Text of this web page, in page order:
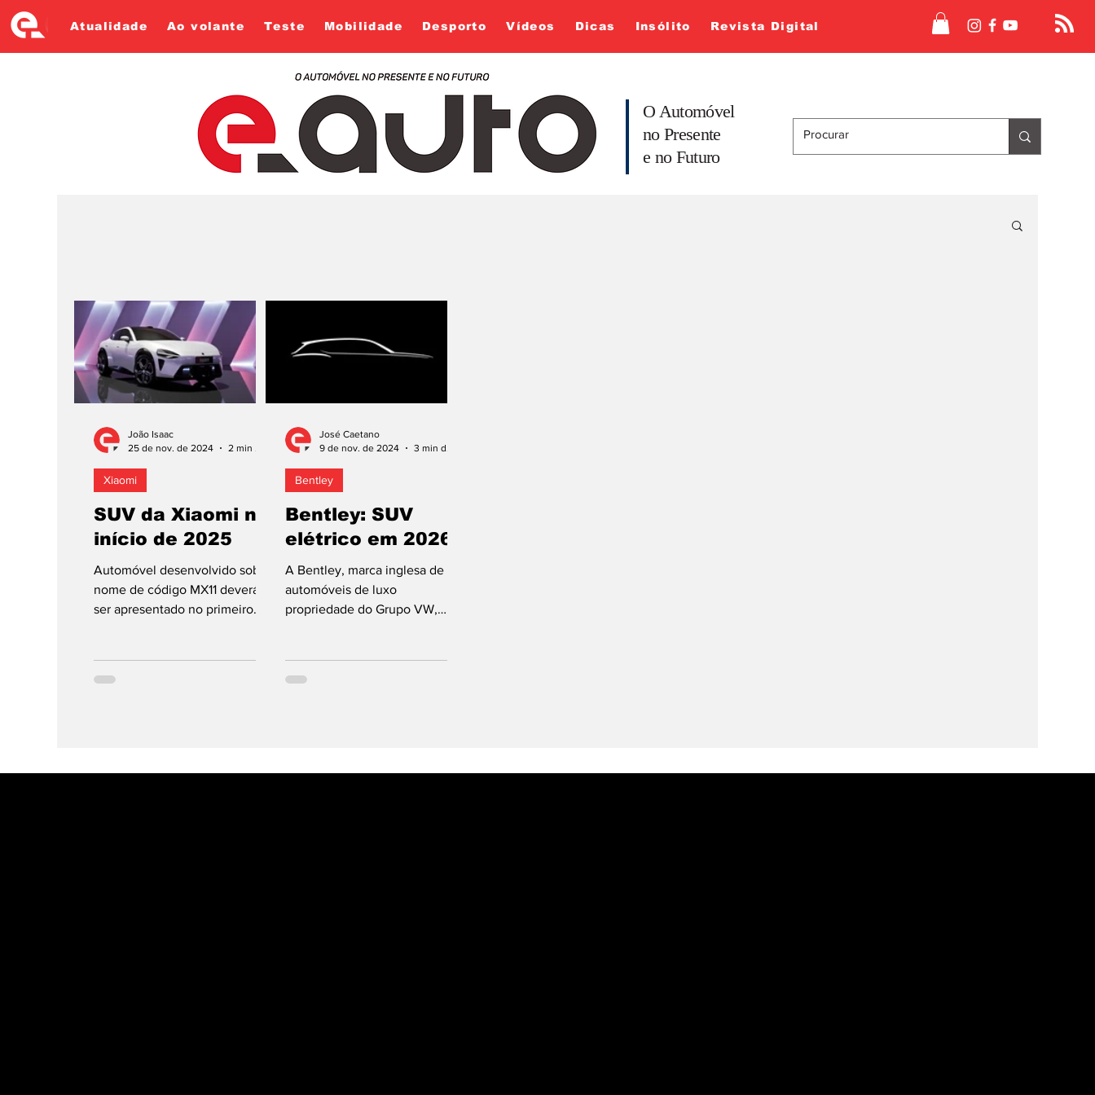
Atualidade Ao volante Teste Mobilidade Desporto Vídeos Dicas Insólito Revista Digital
O Automóvel
no Presente
e no Futuro
SUV da Xiaomi no
início de 2025
Automóvel desenvolvido sob o
nome de código MX11 deverá
ser apresentado no primeiro
Xiaomi
João Isaac
25 de nov. de 2024
2 min de leitura
Bentley: SUV
elétrico em 2026
A Bentley, marca inglesa de
automóveis de luxo
propriedade do Grupo VW,
Bentley
José Caetano
9 de nov. de 2024
3 min de leitura